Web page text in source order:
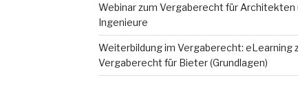
Webinar zum Vergaberecht für Architekten
Ingenieure
Weiterbildung im Vergaberecht: eLearning
Vergaberecht für Bieter (Grundlagen)